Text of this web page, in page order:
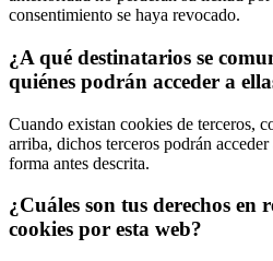
consentimiento se haya revocado.
¿A qué destinatarios se
quiénes podrán acceder a
Cuando existan cookies de terceros,
arriba, dichos terceros podrán
forma antes descrita.
¿Cuáles son tus derechos en
cookies por esta web?